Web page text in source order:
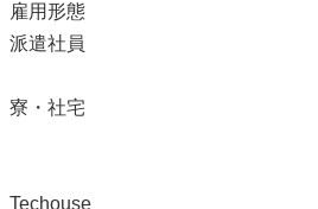
雇用形態
派遣社員
寮・社宅
Techouse